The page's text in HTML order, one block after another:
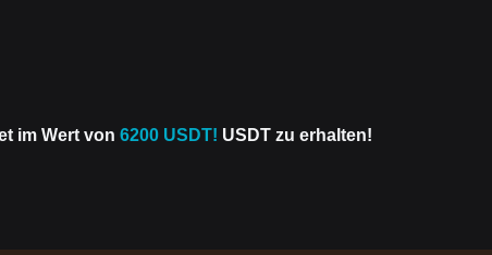
im Wert von 6200 USDT! USDT zu erhalten!